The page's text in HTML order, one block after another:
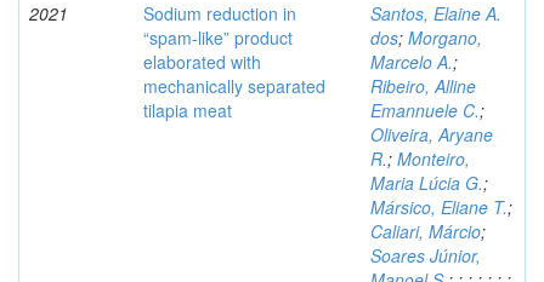
2021
Sodium reduction in
“spam-like” product
elaborated with
mechanically separated
tilapia meat
Santos, Elaine A.
dos; Morgano,
Marcelo A.;
Ribeiro, Alline
Emannuele C.;
Oliveira, Aryane
R.; Monteiro,
Maria Lúcia G.;
Mársico, Eliane T.;
Caliari, Márcio;
Soares Júnior,